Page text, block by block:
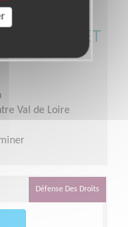
aux
LOIRET
Val de Loire
Défense Des Droits